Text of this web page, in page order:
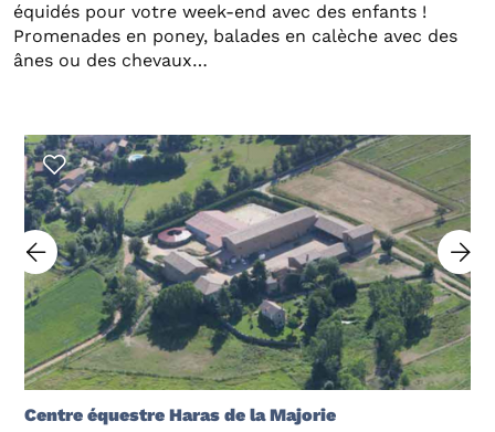
équidés pour votre week-end avec des enfants !
Promenades en poney, balades en calèche avec des
ânes ou des chevaux…
Centre équestre Haras de la Majorie